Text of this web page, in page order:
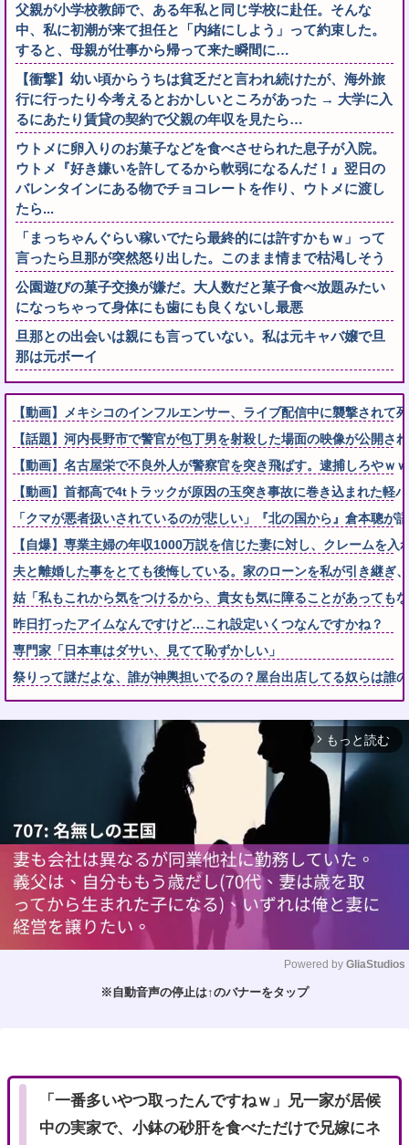
父親が小学校教師で、ある年私と同じ学校に赴任。そんな
中、私に初潮が来て担任と「内緒にしよう」って約束した。
すると、母親が仕事から帰って来た瞬間に…
【衝撃】幼い頃からうちは貧乏だと言われ続けたが、海外旅
行に行ったり今考えるとおかしいところがあった → 大学に入
るにあたり賃貸の契約で父親の年収を見たら…
ウトメに卵入りのお菓子などを食べさせられた息子が入院。
ウトメ『好き嫌いを許してるから軟弱になるんだ！』翌日の
バレンタインにある物でチョコレートを作り、ウトメに渡し
たら...
「まっちゃんぐらい稼いでたら最終的には許すかもｗ」って
言ったら旦那が突然怒り出した。このまま情まで枯渇しそう
公園遊びの菓子交換が嫌だ。大人数だと菓子食べ放題みたい
になっちゃって身体にも歯にも良くないし最悪
旦那との出会いは親にも言っていない。私は元キャバ嬢で旦
那は元ボーイ
【動画】メキシコのインフルエンサー、ライブ配信中に襲撃されて
【話題】河内長野市で警官が包丁男を射殺した場面の映像が公開さ
【動画】名古屋栄で不良外人が警察官を突き飛ばす。逮捕しろやｗ
【動画】首都高で4tトラックが原因の玉突き事故に巻き込まれた軽
「クマが悪者扱いされているのが悲しい」『北の国から』倉本聰
【自爆】専業主婦の年収1000万説を信じた妻に対し、クレームを
夫と離婚した事をとても後悔している。家のローンを私が引き継ぎ
姑「私もこれから気をつけるから、貴女も気に障ることがあって
昨日打ったアイムなんですけど…これ設定いくつなんですかね？
専門家「日本車はダサい、見てて恥ずかしい」
祭りって謎だよな、誰が神輿担いでるの？屋台出店してる奴らは誰
arrow_forward_ios もっと読む
Powered by GliaStudios
※自動音声の停止は↑のバナーをタップ
「一番多いやつ取ったんですねｗ」兄一家が居候
中の実家で、小鉢の砂肝を食べただけで兄嫁にネ